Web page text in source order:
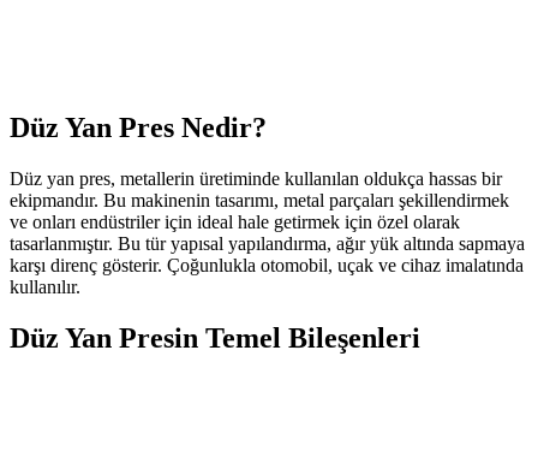
Düz Yan Pres Nedir?
Düz yan pres, metallerin üretiminde kullanılan oldukça hassas bir
ekipmandır. Bu makinenin tasarımı, metal parçaları şekillendirmek
ve onları endüstriler için ideal hale getirmek için özel olarak
tasarlanmıştır. Bu tür yapısal yapılandırma, ağır yük altında sapmaya
karşı direnç gösterir. Çoğunlukla otomobil, uçak ve cihaz imalatında
kullanılır.
Düz Yan Presin Temel Bileşenleri